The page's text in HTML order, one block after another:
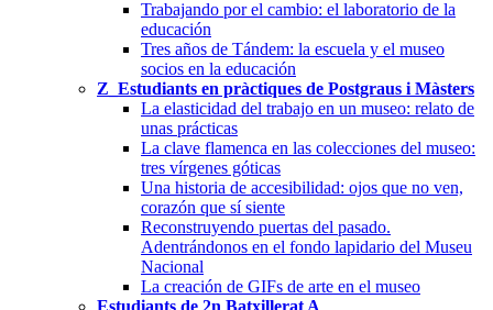
Trabajando por el cambio: el laboratorio de la
educación
Tres años de Tándem: la escuela y el museo
socios en la educación
Z_Estudiants en pràctiques de Postgraus i Màsters
La elasticidad del trabajo en un museo: relato de
unas prácticas
La clave flamenca en las colecciones del museo:
tres vírgenes góticas
Una historia de accesibilidad: ojos que no ven,
corazón que sí siente
Reconstruyendo puertas del pasado.
Adentrándonos en el fondo lapidario del Museu
Nacional
La creación de GIFs de arte en el museo